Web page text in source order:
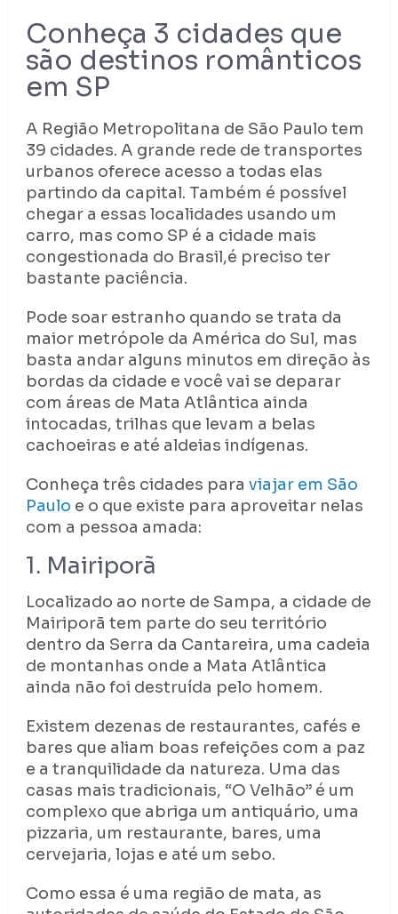
Conheça 3 cidades que
são destinos românticos
em SP
A Região Metropolitana de São Paulo tem
39 cidades. A grande rede de transportes
urbanos oferece acesso a todas elas
partindo da capital. Também é possível
chegar a essas localidades usando um
carro, mas como SP é a cidade mais
congestionada do Brasil,é preciso ter
bastante paciência.
Pode soar estranho quando se trata da
maior metrópole da América do Sul, mas
basta andar alguns minutos em direção às
bordas da cidade e você vai se deparar
com áreas de Mata Atlântica ainda
intocadas, trilhas que levam a belas
cachoeiras e até aldeias indígenas.
Conheça três cidades para viajar em São
Paulo e o que existe para aproveitar nelas
com a pessoa amada:
1. Mairiporã
Localizado ao norte de Sampa, a cidade de
Mairiporã tem parte do seu território
dentro da Serra da Cantareira, uma cadeia
de montanhas onde a Mata Atlântica
ainda não foi destruída pelo homem.
Existem dezenas de restaurantes, cafés e
bares que aliam boas refeições com a paz
e a tranquilidade da natureza. Uma das
casas mais tradicionais, “O Velhão” é um
complexo que abriga um antiquário, uma
pizzaria, um restaurante, bares, uma
cervejaria, lojas e até um sebo.
Como essa é uma região de mata, as